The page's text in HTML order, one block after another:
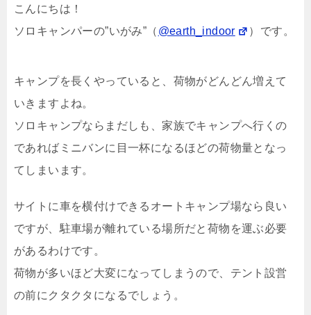
こんにちは！
ソロキャンパーの”いがみ”（ @earth_indoor ）です。
キャンプを長くやっていると、荷物がどんどん増えて
いきますよね。
ソロキャンプならまだしも、家族でキャンプへ行くの
であればミニバンに目一杯になるほどの荷物量となっ
てしまいます。
サイトに車を横付けできるオートキャンプ場なら良い
ですが、駐車場が離れている場所だと荷物を運ぶ必要
があるわけです。
荷物が多いほど大変になってしまうので、テント設営
の前にクタクタになるでしょう。